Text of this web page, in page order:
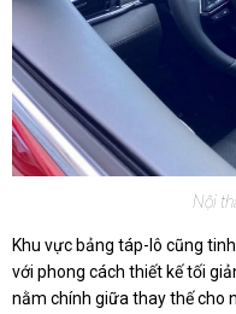
Nội
Khu vực bảng táp-lô cũng
với phong cách thiết kế tối
nằm chính giữa thay thế cho